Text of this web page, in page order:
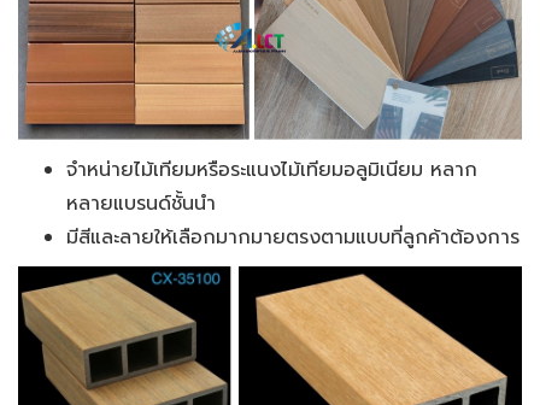
จำหน่ายไม้เทียมหรือระแนงไม้เทียมอลูมิเนียม หลาก
หลายแบรนด์ชั้นนำ
มีสีและลายให้เลือกมากมายตรงตามแบบที่ลูกค้าต้องการ